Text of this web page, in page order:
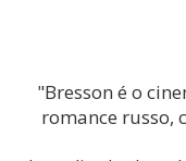
"Bresson é o
romance russo,